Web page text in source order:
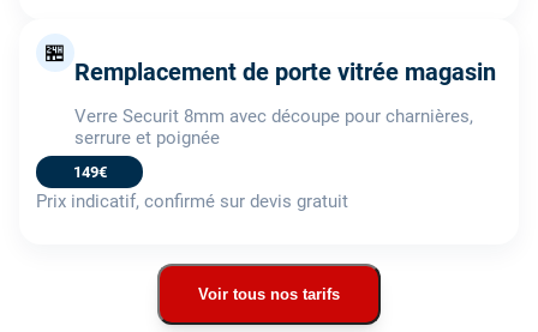
🏪
Remplacement de porte vitrée magasin
Verre Securit 8mm avec découpe pour charnières,
serrure et poignée
149€
Prix indicatif, confirmé sur devis gratuit
Voir tous nos tarifs